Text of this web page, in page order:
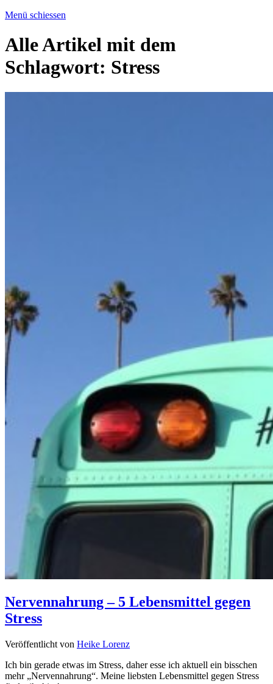
Menü schiessen
Alle Artikel mit dem
Schlagwort: Stress
Nervennahrung – 5 Lebensmittel gegen
Stress
Veröffentlicht von Heike Lorenz
Ich bin gerade etwas im Stress, daher esse ich aktuell ein bisschen
mehr „Nervennahrung“. Meine liebsten Lebensmittel gegen Stress